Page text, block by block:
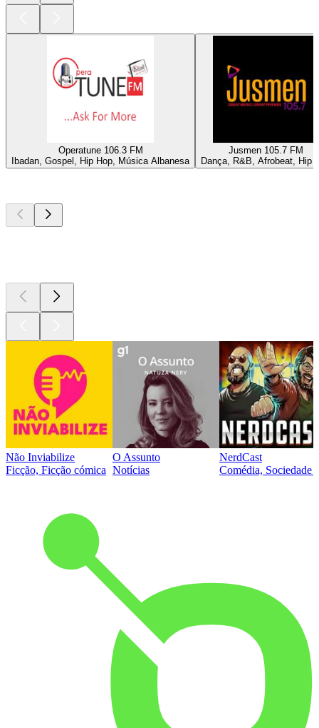
Operatune 106.3 FM
Ibadan, Gospel, Hip Hop, Música Albanesa
Jusmen 105.7 FM
Dança, R&B, Afrobeat, Hip
Não Inviabilize
Ficção, Ficção cómica
O Assunto
Notícias
NerdCast
Comédia, Sociedade